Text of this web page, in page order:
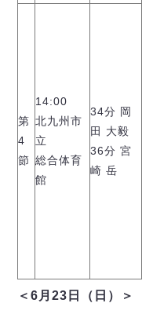
第
4
節
14:00
北九州市
立
総合体育
館
34分 岡
田 大毅
36分 宮
崎 岳
＜6月23日（日）＞